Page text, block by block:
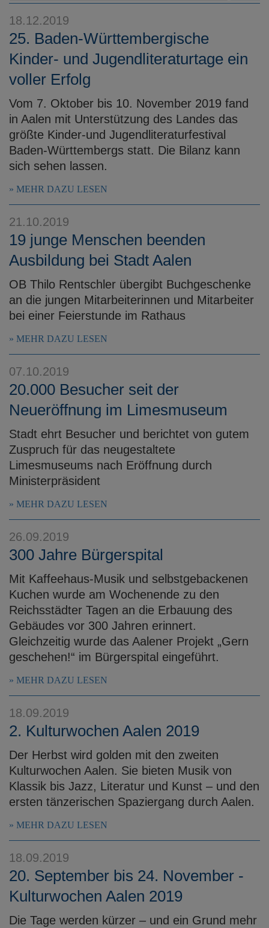
18.12.2019
25. Baden-Württembergische
Kinder- und Jugendliteraturtage ein
voller Erfolg
Vom 7. Oktober bis 10. November 2019 fand
in Aalen mit Unterstützung des Landes das
größte Kinder-und Jugendliteraturfestival
Baden-Württembergs statt. Die Bilanz kann
sich sehen lassen.
MEHR DAZU LESEN
21.10.2019
19 junge Menschen beenden
Ausbildung bei Stadt Aalen
OB Thilo Rentschler übergibt Buchgeschenke
an die jungen Mitarbeiterinnen und Mitarbeiter
bei einer Feierstunde im Rathaus
MEHR DAZU LESEN
07.10.2019
20.000 Besucher seit der
Neueröffnung im Limesmuseum
Stadt ehrt Besucher und berichtet von gutem
Zuspruch für das neugestaltete
Limesmuseums nach Eröffnung durch
Ministerpräsident
MEHR DAZU LESEN
26.09.2019
300 Jahre Bürgerspital
Mit Kaffeehaus-Musik und selbstgebackenen
Kuchen wurde am Wochenende zu den
Reichsstädter Tagen an die Erbauung des
Gebäudes vor 300 Jahren erinnert.
Gleichzeitig wurde das Aalener Projekt „Gern
geschehen!“ im Bürgerspital eingeführt.
MEHR DAZU LESEN
18.09.2019
2. Kulturwochen Aalen 2019
Der Herbst wird golden mit den zweiten
Kulturwochen Aalen. Sie bieten Musik von
Klassik bis Jazz, Literatur und Kunst – und den
ersten tänzerischen Spaziergang durch Aalen.
MEHR DAZU LESEN
18.09.2019
20. September bis 24. November -
Kulturwochen Aalen 2019
Die Tage werden kürzer – und ein Grund mehr